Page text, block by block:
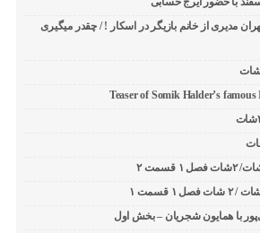
مدیری از خانم بازیگر در اسکار ! / چقدر میگیری
Teaser of Somik Halder’s
۱ قسمت ۱
با همایون شجریان – بخش اول